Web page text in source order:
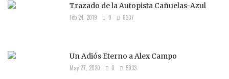
Trazado de la Autopista Cañuelas-Azul
Feb 24, 2019 0 6237
Un Adiós Eterno a Alex Campo
May 27, 2020 0 5933